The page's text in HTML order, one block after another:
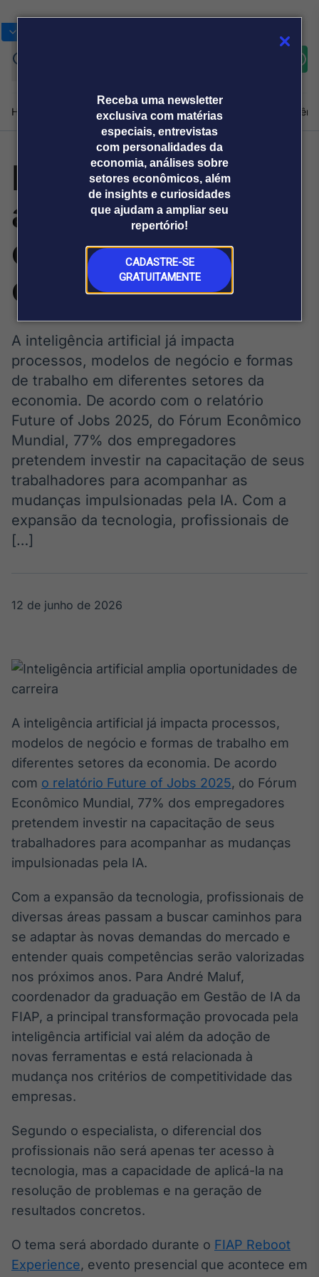
Receba uma newsletter
exclusiva com matérias
especiais, entrevistas
com personalidades da
economia, análises sobre
setores econômicos, além
de insights e curiosidades
que ajudam a ampliar seu
repertório!
CADASTRE-SE
GRATUITAMENTE
Home Produtos e soluçõesNotíciasBlogWeekend
Plataformas
Broadcast
Broadcast+
O mercado
financeiro em
tempo real
Broadcast
Agro
Tudo sobre o
agronegócio
Broadcast
Político
Os bastidores da
política em
tempo real
Plataforma para
e Conteúdos
OTC
Plataforma para
negociação de
APIs para
integração de
conteúdos e
dados
Ticker
Cotações e
headlines de
notícias
Broadcast
funcionalidades
Wallboard
displays e telas
Sobre nós Releases Broadcast
Prêmio Broadcast
Analistas
Prêmio Broadcast
Empresas
Agências de
comunicação
Releases
Inteligência
artificial amplia
oportunidades de
carreira
A inteligência artificial já impacta
processos, modelos de negócio e formas
de trabalho em diferentes setores da
economia. De acordo com o relatório
Future of Jobs 2025, do Fórum Econômico
Mundial, 77% dos empregadores
pretendem investir na capacitação de seus
trabalhadores para acompanhar as
mudanças impulsionadas pela IA. Com a
expansão da tecnologia, profissionais de
[…]
12 de junho de 2026
A inteligência artificial já impacta processos,
modelos de negócio e formas de trabalho em
diferentes setores da economia. De acordo
com o relatório Future of Jobs 2025, do Fórum
Econômico Mundial, 77% dos empregadores
pretendem investir na capacitação de seus
trabalhadores para acompanhar as mudanças
impulsionadas pela IA.
Com a expansão da tecnologia, profissionais de
diversas áreas passam a buscar caminhos para
se adaptar às novas demandas do mercado e
entender quais competências serão valorizadas
nos próximos anos. Para André Maluf,
coordenador da graduação em Gestão de IA da
FIAP, a principal transformação provocada pela
inteligência artificial vai além da adoção de
novas ferramentas e está relacionada à
mudança nos critérios de competitividade das
empresas.
Segundo o especialista, o diferencial dos
profissionais não será apenas ter acesso à
tecnologia, mas a capacidade de aplicá-la na
resolução de problemas e na geração de
resultados concretos.
O tema será abordado durante o FIAP Reboot
Experience, evento presencial que acontece em